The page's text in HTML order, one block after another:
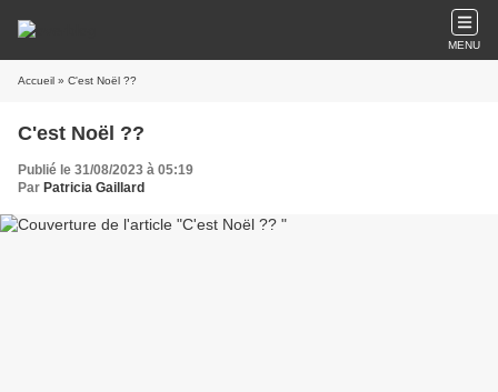
MENU
Accueil » C'est Noël ??
C'est Noël ??
Publié le 31/08/2023 à 05:19
Par Patricia Gaillard